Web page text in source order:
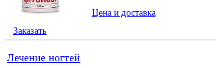
Цена и доставка
Заказать
Лечение ногтей